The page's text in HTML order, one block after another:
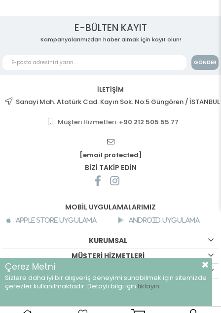
E-BÜLTEN KAYIT
Kampanyalarımızdan haber almak için kayıt olun!
GÖNDER
İLETİŞİM
Sanayi Mah. Atatürk Cad. Kayın Sok. No:5 Güngören / İSTANBUL
Müşteri Hizmetleri: +90 212 505 55 77
[email protected]
BİZİ TAKİP EDİN
MOBİL UYGULAMALARIMIZ
Apple Store Uygulama Android Uygulama
KURUMSAL
MÜŞTERİ HİZMETLERİ
©breeze.com.tr - Tüm hakları saklıdır.
Çerez Metni
Sizlere daha iyi bir alışveriş deneyimi sunabilmek için sitemizde
çerezler kullanılmaktadır. Detaylı bilgi için tıklayın